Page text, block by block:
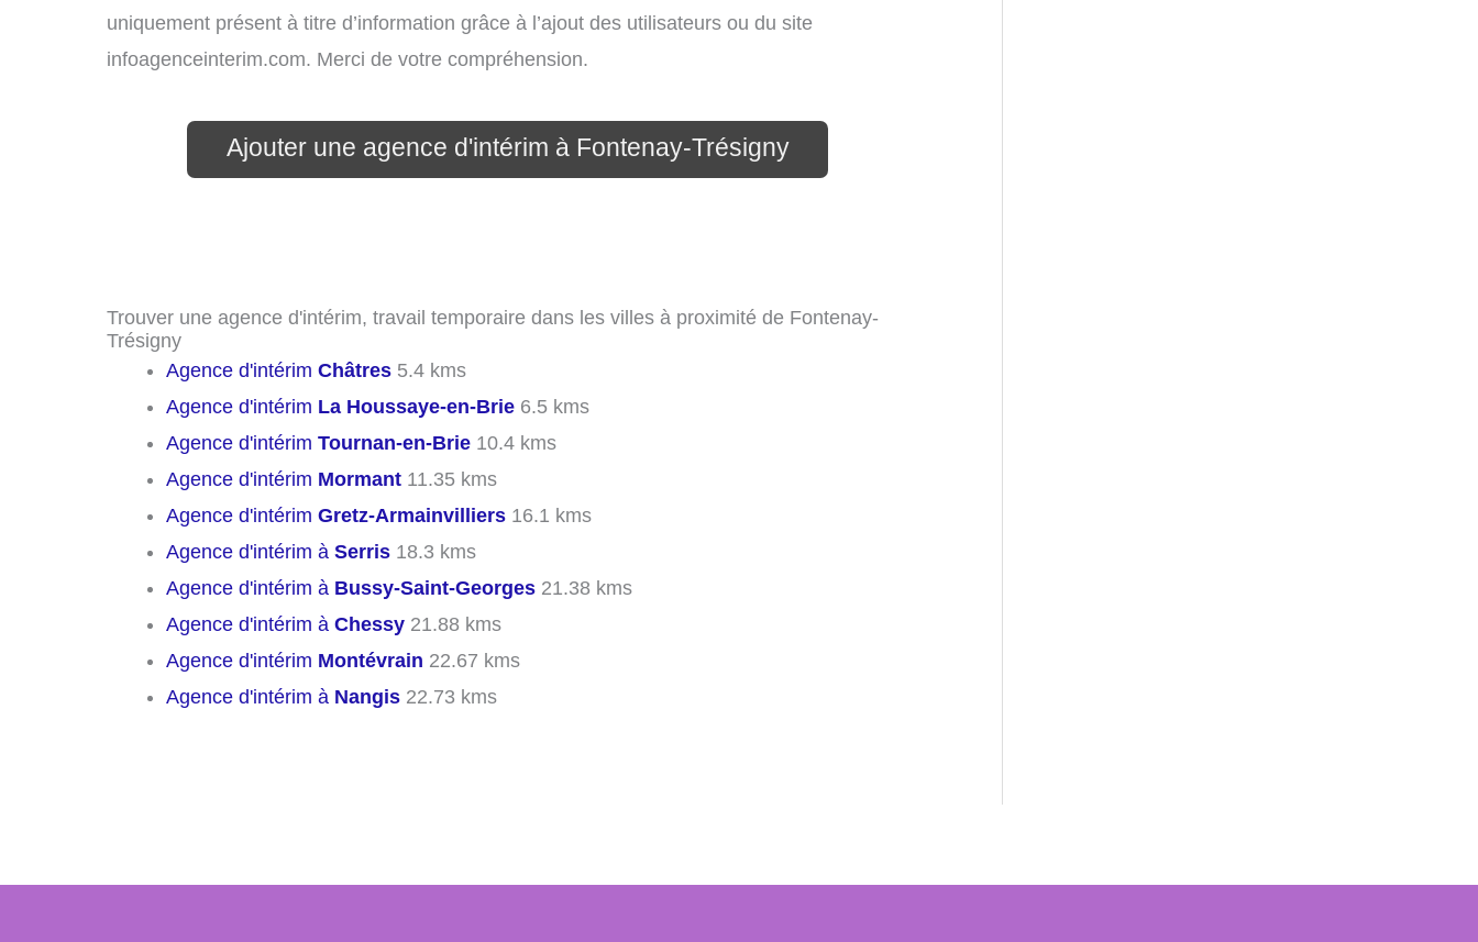
uniquement présent à titre d’information grâce à l’ajout des utilisateurs ou du site
infoagenceinterim.com. Merci de votre compréhension.
Ajouter une agence d'intérim à Fontenay-Trésigny
Trouver une agence d'intérim, travail temporaire dans les villes à proximité de Fontenay-
Trésigny
Agence d'intérim Châtres 5.4 kms
Agence d'intérim La Houssaye-en-Brie 6.5 kms
Agence d'intérim Tournan-en-Brie 10.4 kms
Agence d'intérim Mormant 11.35 kms
Agence d'intérim Gretz-Armainvilliers 16.1 kms
Agence d'intérim à Serris 18.3 kms
Agence d'intérim à Bussy-Saint-Georges 21.38 kms
Agence d'intérim à Chessy 21.88 kms
Agence d'intérim Montévrain 22.67 kms
Agence d'intérim à Nangis 22.73 kms